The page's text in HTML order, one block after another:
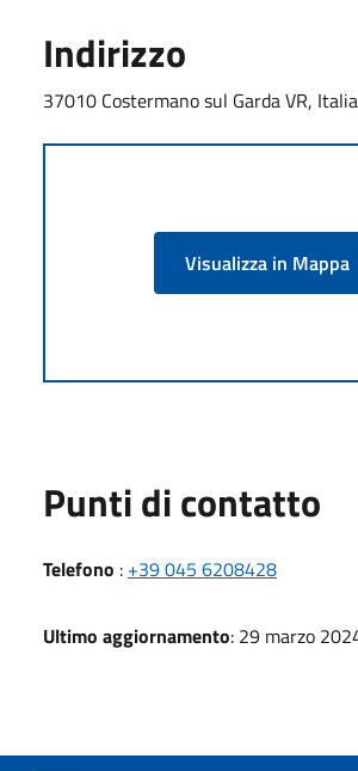
Indirizzo
37010 Costermano sul Garda VR, Italia
Visualizza in Mappa
Punti di contatto
Telefono : +39 045 6208428
Ultimo aggiornamento: 29 marzo